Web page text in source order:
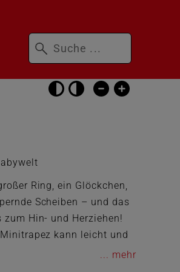
Barrierefrei-
Einstellungen
überspringen
Suchbegriffe
Ring, ein Glöckchen,
Scheiben – und das
zum Hin- und Herziehen!
kann leicht und
am Babyschalenbügel